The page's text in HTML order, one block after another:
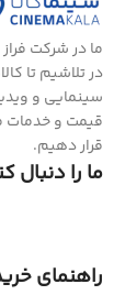
ما در شرکت فراز
در تلاشیم تا
سینمایی و
قیمت و خدمات
قرار دهیم.
ما را دنبال
راهنمای